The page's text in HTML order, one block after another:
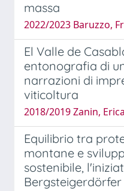
massa
2022/2023 Baruzzo,
El Valle de
entonografia di
narrazioni di
viticoltura
2018/2019 Zanin, Erica
Equilibrio tra
montane e
sostenibile,
Bergsteigerdörfer